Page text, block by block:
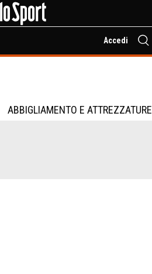
Accedi
ABBIGLIAMENTO E ATTREZZATURE